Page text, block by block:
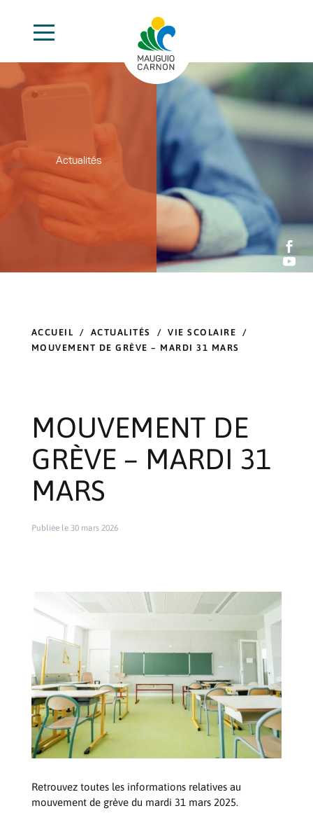


Actualités
ACCUEIL / ACTUALITÉS /VIE SCOLAIRE /
MOUVEMENT DE GRÈVE – MARDI 31 MARS
MOUVEMENT DE
GRÈVE – MARDI 31
MARS
Publiée le 30 mars 2026
Retrouvez toutes les informations relatives au
mouvement de grève du mardi 31 mars 2025.